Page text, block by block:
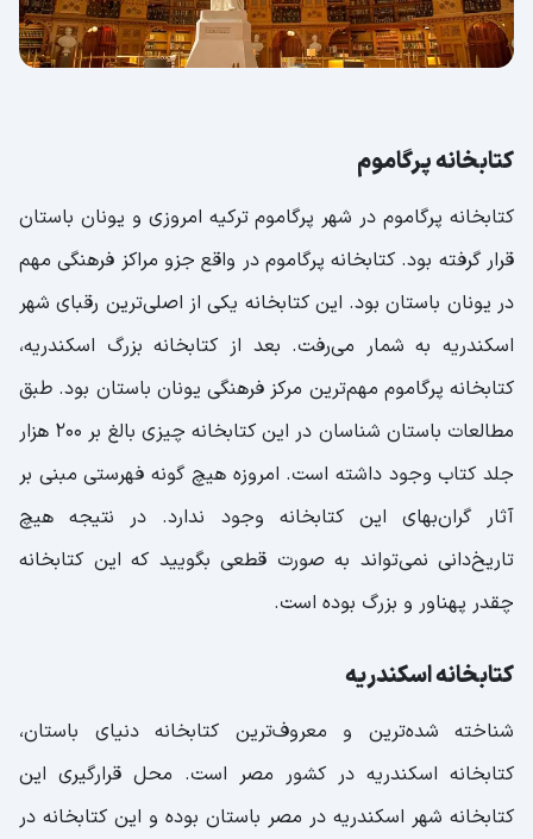
کتابخانه پرگاموم
کتابخانه پرگاموم در شهر پرگاموم ترکیه امروزی و یونان باستان
قرار گرفته بود. کتابخانه پرگاموم در واقع جزو مراکز فرهنگی مهم
در یونان باستان بود. این کتابخانه یکی از اصلی‌ترین رقبای شهر
اسکندریه به شمار می‌رفت. بعد از کتابخانه بزرگ اسکندریه،
کتابخانه پرگاموم مهم‌ترین مرکز فرهنگی یونان باستان بود. طبق
مطالعات باستان شناسان در این کتابخانه چیزی بالغ بر 200 هزار
جلد کتاب وجود داشته است. امروزه هیچ ‌گونه فهرستی مبنی بر
آثار گران‌بهای این کتابخانه وجود ندارد. در نتیجه هیچ
تاریخ‌دانی نمی‌تواند به صورت قطعی بگویید که این کتابخانه
چقدر پهناور و بزرگ بوده است.
کتابخانه اسکندریه
شناخته‌ شده‌ترین و معروف‌ترین کتابخانه دنیای باستان،
کتابخانه اسکندریه در کشور مصر است. محل قرارگیری این
کتابخانه شهر اسکندریه در مصر باستان بوده و این کتابخانه در